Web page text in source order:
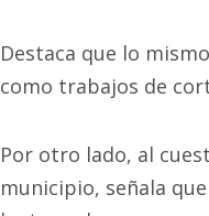
Destaca que lo
como trabajos de
Por otro lado, al
municipio, señala